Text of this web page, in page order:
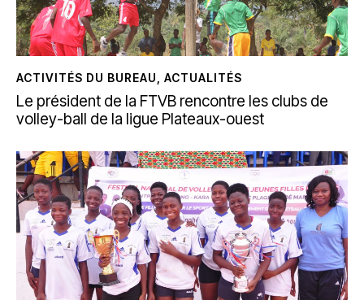
ACTIVITÉS DU BUREAU ACTUALITÉS
Le président de la FTVB rencontre les clubs de
volley-ball de la ligue Plateaux-ouest